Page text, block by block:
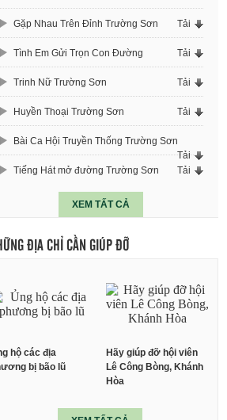
Gặp Nhau Trên Đỉnh Trường Sơn Tải
Tình Em Gửi Trọn Con Đường Tải
Trinh Nữ Trường Sơn Tải
Huyền Thoại Trường Sơn Tải
Bài Ca Hội Truyền Thống Trường Sơn
Tải
Tiếng Hát mở đường Trường Sơn
Tải
XEM TẤT CẢ
ĐỊA CHỈ CẦN GIÚP ĐỠ
hộ các địa
bị bão lũ
Hãy giúp đỡ hội viên
Lê Công Bòng, Khánh
Hòa